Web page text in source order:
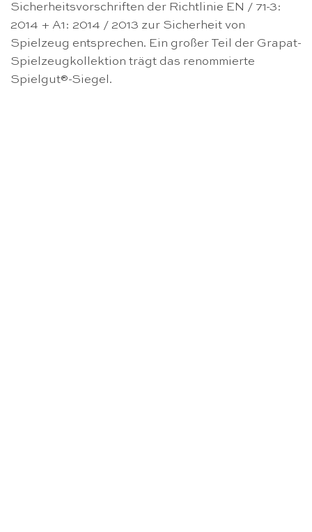
Sicherheitsvorschriften der Richtlinie EN / 71-3:
2014 + A1: 2014 / 2013 zur Sicherheit von
Spielzeug entsprechen. Ein großer Teil der Grapat-
Spielzeugkollektion trägt das renommierte
Spielgut®-Siegel.